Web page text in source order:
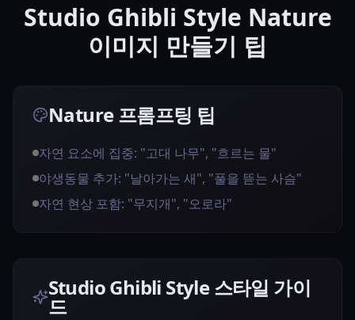
Studio Ghibli Style Nature
이미지 만들기 팁
Nature 프롬프팅 팁
자연 요소에 집중: "고대 나무", "흐르는 물"
야생동물 추가: "날아가는 새", "풀을 뜯는 사슴"
자연 현상 포함: "무지개", "오로라"
Studio Ghibli Style 스타일 가이
드